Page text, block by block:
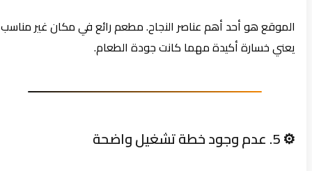
الموقع هو أحد أهم عناصر النجاح. مطعم رائع في مكان غير مناسب
يعني خسارة أكيدة مهما كانت جودة الطعام.